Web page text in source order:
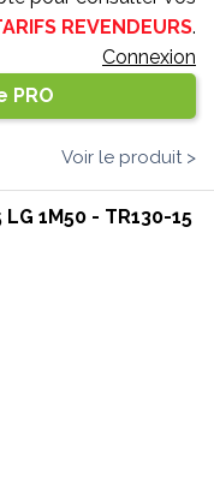
REVENDEURS.
Connexion
PRO
Voir le produit >
LG 1M50 - TR130-15